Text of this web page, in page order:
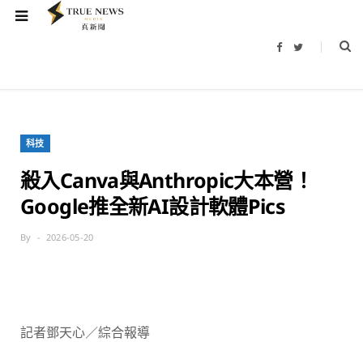
F
b
T
t
科技
殺入Canva與Anthropic大本營！
Google推全新AI設計軟體Pics
By 2026-05-20
記者鄧天心／綜合報導